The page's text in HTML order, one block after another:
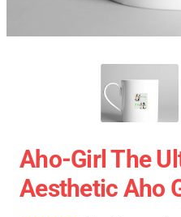
Aho-Girl The
Aesthetic Aho